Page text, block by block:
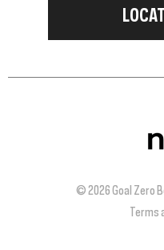
© 2026 Goal Zero
Terms